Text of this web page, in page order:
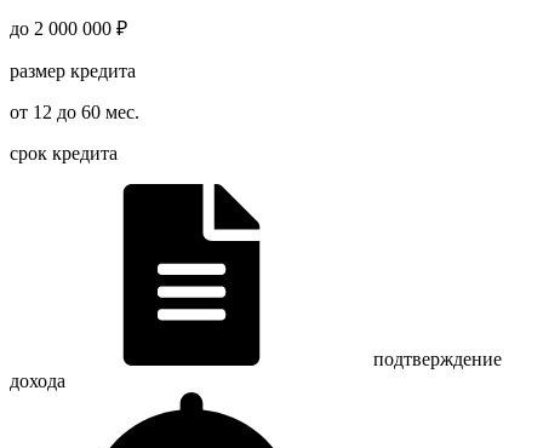
до 2 000 000 ₽
размер кредита
от 12 до 60 мес.
срок кредита
подтверждение
дохода